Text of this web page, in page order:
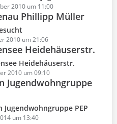
2010 um 11:00
Phillipp Müller
2010 um 21:06
Heidehäuserstr.
Heidehäuserstr.
2010 um 09:10
Jugendwohngruppe
Jugendwohngruppe PEP
um 13:40